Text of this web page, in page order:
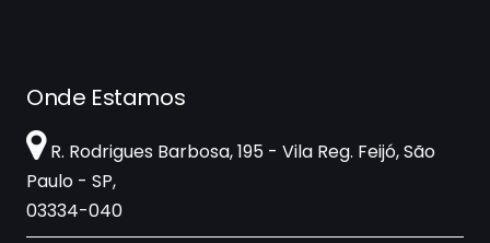
Onde Estamos
R. Rodrigues Barbosa, 195 - Vila Reg. Feijó, São
Paulo - SP,
03334-040